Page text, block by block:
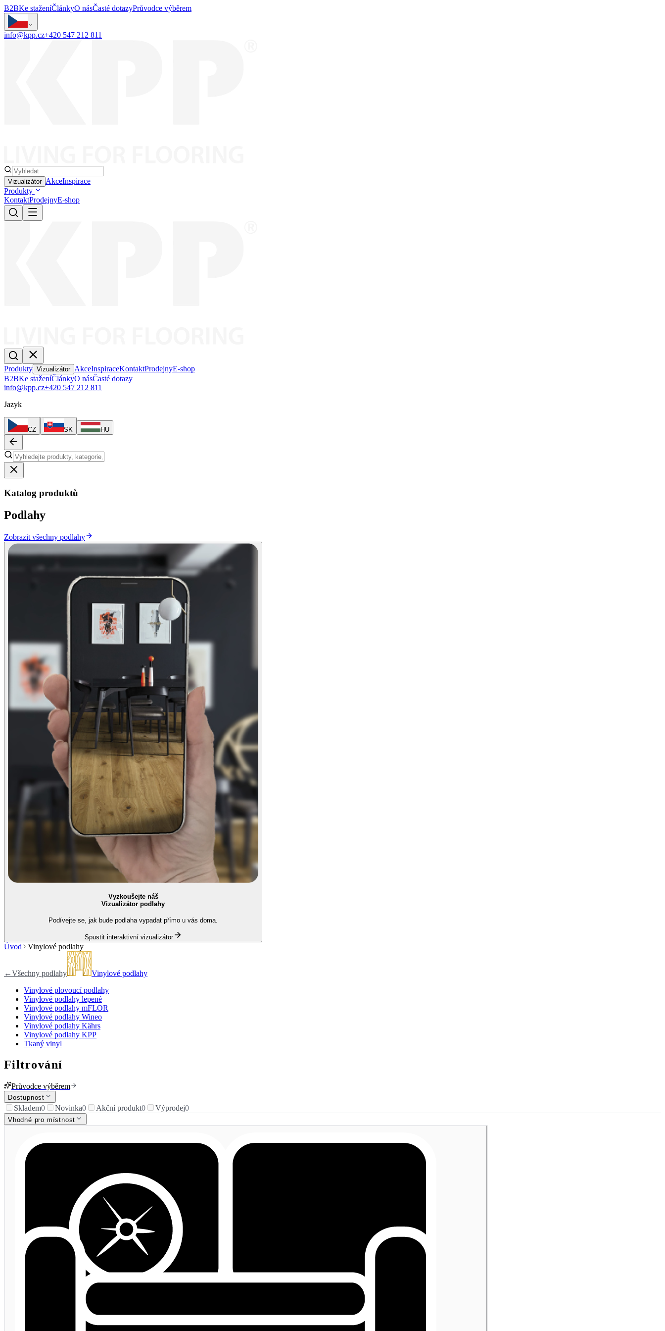
B2BKe staženíČlánkyO násČasté dotazyPrůvodce výběrem
info@kpp.cz+420 547 212 811
Vizualizátor AkceInspirace
Produkty
KontaktProdejnyE-shop
Produkty Vizualizátor AkceInspiraceKontaktProdejnyE-shop
B2BKe staženíČlánkyO násČasté dotazy
info@kpp.cz+420 547 212 811
Jazyk
CZ SK HU
Katalog produktů
Podlahy
Zobrazit všechny podlahy
Vyzkoušejte náš
Vizualizátor podlahy
Podívejte se, jak bude podlaha vypadat přímo u vás doma.
Spustit interaktivní vizualizátor
Úvod Vinylové podlahy
←Všechny podlahy
Vinylové podlahy
Vinylové plovoucí podlahy
Vinylové podlahy lepené
Vinylové podlahy mFLOR
Vinylové podlahy Wineo
Vinylové podlahy Kährs
Vinylové podlahy KPP
Tkaný vinyl
Filtrování
Průvodce výběrem
Dostupnost
Skladem0 Novinka0 Akční produkt0 Výprodej0
Vhodné pro místnost